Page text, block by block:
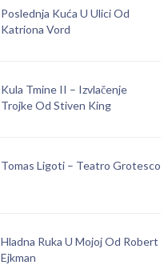
Poslednja Kuća U Ulici Od
Katriona Vord
Kula Tmine II – Izvlačenje
Trojke Od Stiven King
Tomas Ligoti – Teatro Grotesco
Hladna Ruka U Mojoj Od Robert
Ejkman